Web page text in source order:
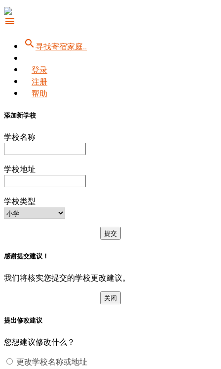
menu
search寻找寄宿家庭..
登录
注册
帮助
添加新学校
学校名称
学校地址
学校类型
提交
感谢提交建议！
我们将核实您提交的学校更改建议。
关闭
提出修改建议
您想建议修改什么？
更改学校名称或地址